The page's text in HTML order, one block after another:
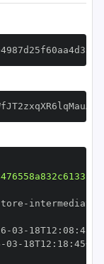
-
-03 - 18T12 : 08 :
-03 - 18T12 : 18 : 45+00